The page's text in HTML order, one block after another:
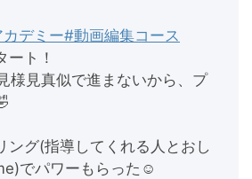
デミー#動画編集コース
ート！
様見真似で進まないから、プ
ング(指導してくれる人とおし
でパワーもらった☺️